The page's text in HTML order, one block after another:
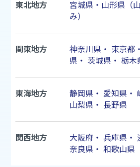
東北地方
宮城県・山形県（
み）
関東地方 神奈川県 ・ 東京都・
県 ・ 茨城県 ・ 栃木
東海地方 静岡県 ・ 愛知県 ・
山梨県 ・ 長野県
関西地方 大阪府 ・ 兵庫県 ・
奈良県 ・ 和歌山県